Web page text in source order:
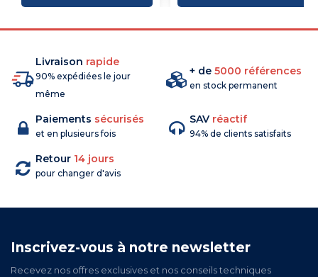
Livraison rapide
90% expédiées le jour
même
+ de 5000 références
en stock permanent
Paiements sécurisés
et en plusieurs fois
SAV réactif
94% de clients satisfaits
Retour 14 jours
pour changer d'avis
Inscrivez-vous à notre newsletter
Recevez nos offres exclusives et nos conseils techniques